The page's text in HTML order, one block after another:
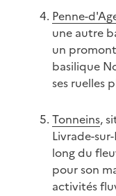
Penne-
une autre
un
basilique
ses ruelles
Tonneins,
Livrade-
long du
pour son
activités